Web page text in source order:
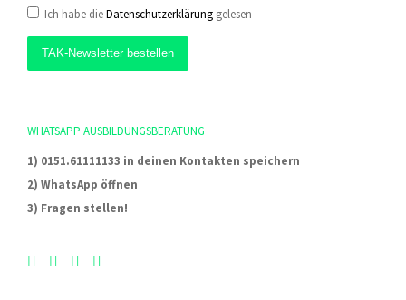
Ich habe dieDatenschutzerklärung gelesen
WHATSAPP AUSBILDUNGSBERATUNG
1) 0151.61111133 in deinen Kontakten speichern
2) WhatsApp öffnen
3) Fragen stellen!